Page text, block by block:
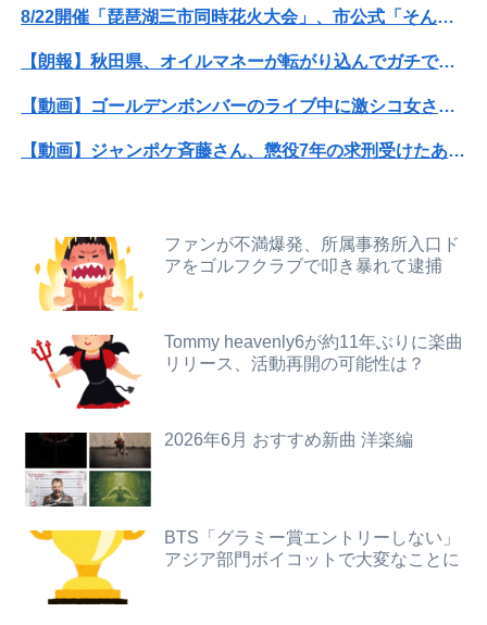
【画像】どのくノ一を快楽責めしたいｗｗｗｗｗ
「昼間にあんなこと言った自分がバカ」と勝手に懺悔すら口にした営業
【動画】女さん、乾燥わかめを食べてから水を飲む →結果
マスゴミ「韓国大統領の公用車は6000万円で安全装備！」「高市の公用車は3000万円で贅沢！」
結局、ヒョロガリってなんで体鍛えないの?????
【画像】オタク、秋葉原に大集結するｗｗｗｗ
【朗報】秋田県、オイルマネーが転がり込んでガチで東北最強へｗｗｗｗｗｗｗｗｗｗｗｗ
8/22開催「琵琶湖三市同時花火大会」、市公式「そんな花火大会は存在しない」→ SNS阿鼻叫喚
【朗報】秋田県、オイルマネーが転がり込んでガチで東北最強へｗｗｗｗｗｗｗｗｗｗｗｗ
【動画】ゴールデンボンバーのライブ中に激シコ女さんが乱入してしまうｗｗｗｗｗ
【動画】ジャンポケ斉藤さん、懲役7年の求刑受けたあとのTikTokライブ配信がヤバすぎると話題にwwwwwwwwwwwwwwwwwwww
トランプ「イランが核兵器を作れば、イタリアを2分で消滅させる」メローニ「核を持っている国で実際に使ったアホはアメリカだけｗ」
【悲報】渡邊渚さん、意味深フォトwwwwwwwwwwwwwwww（画像あり）
【九州名物】鶏刺し食べた医師、全身麻痺へ…「死んだほうが良かった」
ファンが不満爆発、所属事務所入口ド
アをゴルフクラブで叩き暴れて逮捕
Tommy heavenly6が約11年ぶりに楽曲
リリース、活動再開の可能性は？
2026年6月 おすすめ新曲 洋楽編
BTS「グラミー賞エントリーしない」
アジア部門ボイコットで大変なことに